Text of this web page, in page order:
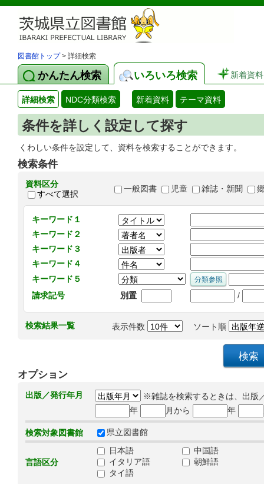
図書館トップ> 詳細検索
かんたん検索 いろいろ検索 新着資料
詳細検索 NDC分類検索 新着資料 テーマ資料
条件を詳しく設定して探す
くわしい条件を設定して、資料を検索することができます。
検索条件
資料区分
すべて選択
一般図書 児童 雑誌・新聞
キーワード１
キーワード２
キーワード３
キーワード４
キーワード５
請求記号
別置 /
検索結果一覧 表示件数 ソート順
オプション
出版／発行年月
※雑誌を検索するときは、出版
年
月から 年
検索対象図書館 県立図書館
言語区分
日本語
中国語
イタリア語
朝鮮語
タイ語